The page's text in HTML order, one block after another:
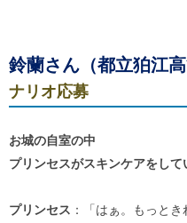
鈴蘭さん（都立狛江
ナリオ応募
お城の自室の中
プリンセスがスキンケアをして
プリンセス ：「はぁ。もっとき